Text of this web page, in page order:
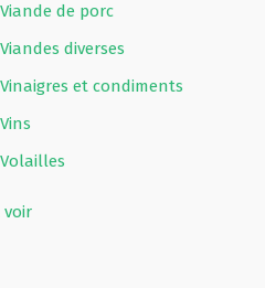
Viande de porc
Viandes diverses
Vinaigres et condiments
Vins
Volailles
voir